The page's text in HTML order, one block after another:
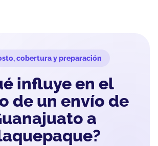
cobertura y preparación
influye en el
de un envío de
a